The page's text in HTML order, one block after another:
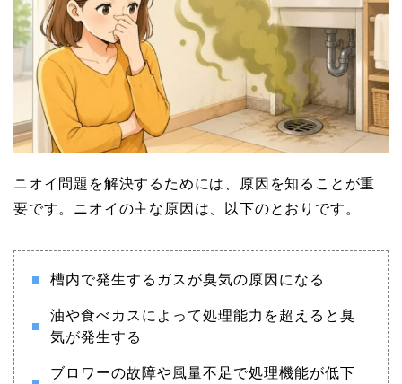
ニオイ問題を解決するためには、原因を知ることが重
要です。ニオイの主な原因は、以下のとおりです。
槽内で発生するガスが臭気の原因になる
油や食べカスによって処理能力を超えると臭
気が発生する
ブロワーの故障や風量不足で処理機能が低下